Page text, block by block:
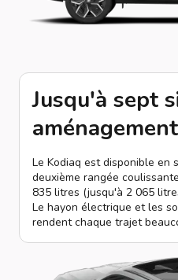
Jusqu'à sept
Le Kodiaq est disponible en
deuxième rangée
835 litres (jusqu'à 2 065
Le hayon électrique et les
rendent chaque trajet